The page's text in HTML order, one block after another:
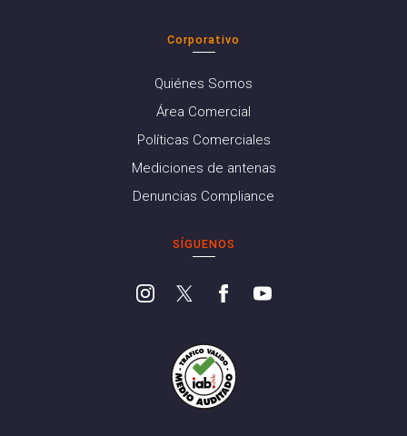
Corporativo
Quiénes Somos
Área Comercial
Políticas Comerciales
Mediciones de antenas
Denuncias Compliance
SÍGUENOS